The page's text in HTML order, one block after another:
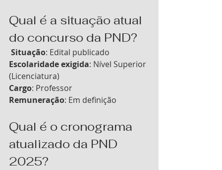
Qual é a situação atual
do concurso da PND?
Situação: Edital publicado
Escolaridade exigida: Nível Superior
(Licenciatura)
Cargo: Professor
Remuneração: Em definição
Qual é o cronograma
atualizado da PND
2025?